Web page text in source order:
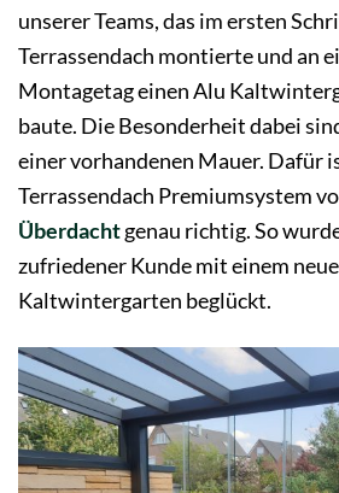
unserer Teams, das im ersten
Terrassendach montierte und an
Montagetag einen Alu
baute. Die Besonderheit dabei
einer vorhandenen Mauer. Dafür
Terrassendach Premiumsystem
Überdachtgenau richtig. So
zufriedener Kunde mit einem
Kaltwintergarten beglückt.